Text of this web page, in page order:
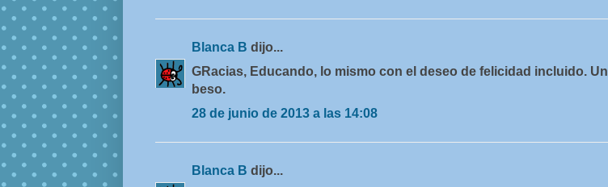
Blanca B dijo...
GRacias, Educando, lo mismo con el deseo de felicidad incluido. Un
beso.
28 de junio de 2013 a las 14:08
Blanca B dijo...